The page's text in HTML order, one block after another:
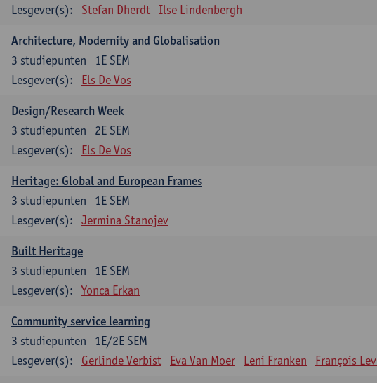
Lesgever(s):
Stefan Dherdt Ilse Lindenbergh
Architecture, Modernity and Globalisation
1E SEM
3 studiepunten
Lesgever(s):
Els De Vos
Design/Research Week
2E SEM
3 studiepunten
Lesgever(s):
Els De Vos
Heritage: Global and European Frames
1E SEM
3 studiepunten
Lesgever(s):
Jermina Stanojev
Built Heritage
1E SEM
3 studiepunten
Lesgever(s):
Yonca Erkan
Community service learning
1E/2E SEM
3 studiepunten
Lesgever(s):
Gerlinde Verbist Eva Van Moer Leni Franken François